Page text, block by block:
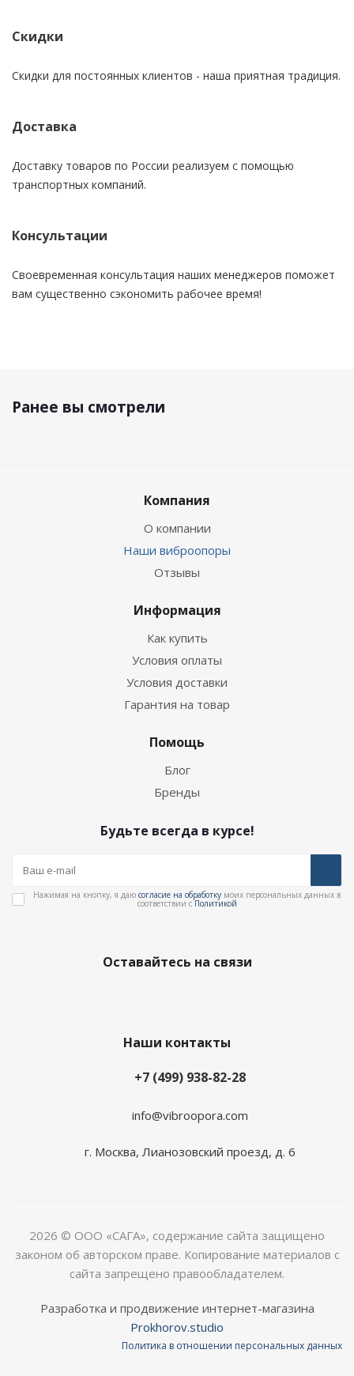
Скидки
Скидки для постоянных клиентов - наша приятная традиция.
Доставка
Доставку товаров по России реализуем с помощью
транспортных компаний.
Консультации
Своевременная консультация наших менеджеров поможет
вам существенно сэкономить рабочее время!
Ранее вы смотрели
Компания
О компании
Наши виброопоры
Отзывы
Информация
Как купить
Условия оплаты
Условия доставки
Гарантия на товар
Помощь
Блог
Бренды
Будьте всегда в курсе!
Нажимая на кнопку, я даю согласие на обработку моих персональных данных в
соответствии сПолитикой
Оставайтесь на связи
Наши контакты
+7 (499) 938-82-28
info@vibroopora.com
г. Москва, Лианозовский проезд, д. 6
2026 © ООО «САГА», содержание сайта защищено
законом об авторском праве. Копирование материалов с
сайта запрещено правообладателем.
Разработка и продвижение интернет-магазина
Prokhorov.studio
Политика в отношении персональных данных